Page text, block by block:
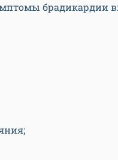
брадикардии